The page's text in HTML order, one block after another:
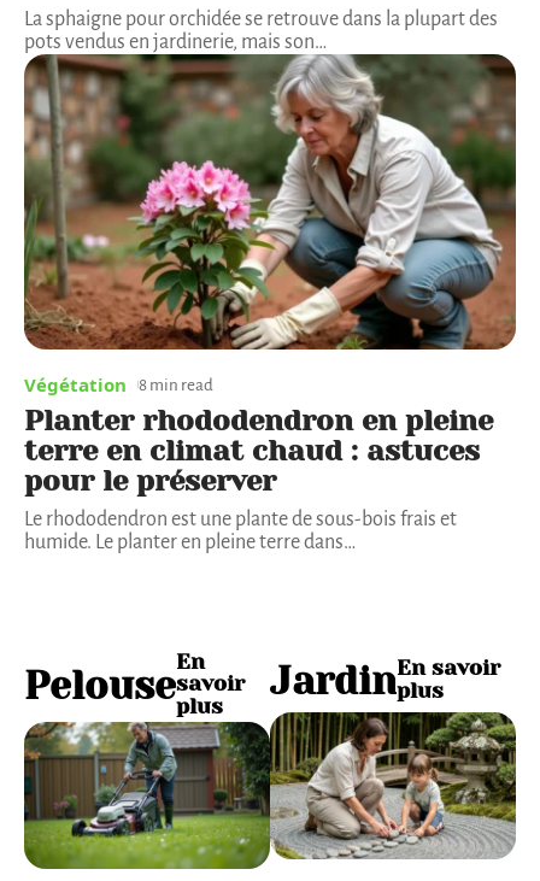
La sphaigne pour orchidée se retrouve dans la plupart des
pots vendus en jardinerie, mais son…
Végétation 8 min read
Planter rhododendron en pleine
terre en climat chaud : astuces
pour le préserver
Le rhododendron est une plante de sous-bois frais et
humide. Le planter en pleine terre dans…
Pelouse
En
savoir
plus
JardinEn savoir
plus